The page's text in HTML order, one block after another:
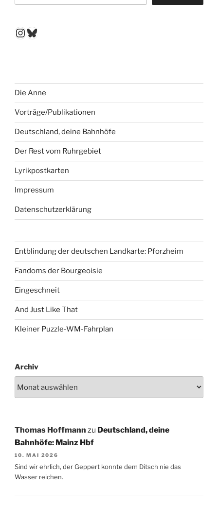
Instagram
Bluesky
Die Anne
Vorträge/Publikationen
Deutschland, deine Bahnhöfe
Der Rest vom Ruhrgebiet
Lyrikpostkarten
Impressum
Datenschutzerklärung
Entblindung der deutschen Landkarte: Pforzheim
Fandoms der Bourgeoisie
Eingeschneit
And Just Like That
Kleiner Puzzle-WM-Fahrplan
Archiv
Thomas Hoffmann zu Deutschland, deine
Bahnhöfe: Mainz Hbf
10. MAI 2026
Sind wir ehrlich, der Geppert konnte dem Ditsch nie das
Wasser reichen.